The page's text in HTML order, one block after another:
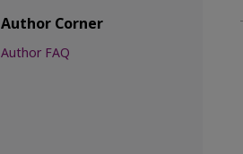
Author Corner
Author FAQ